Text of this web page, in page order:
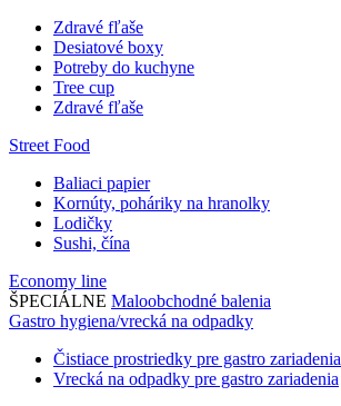
Zdravé fľaše
Desiatové boxy
Potreby do kuchyne
Tree cup
Zdravé fľaše
Street Food
Baliaci papier
Kornúty, poháriky na hranolky
Lodičky
Sushi, čína
Economy line
ŠPECIÁLNE Maloobchodné balenia
Gastro hygiena/vrecká na odpadky
Čistiace prostriedky pre gastro zariadenia
Vrecká na odpadky pre gastro zariadenia